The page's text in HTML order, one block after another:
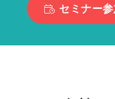
セミナー参